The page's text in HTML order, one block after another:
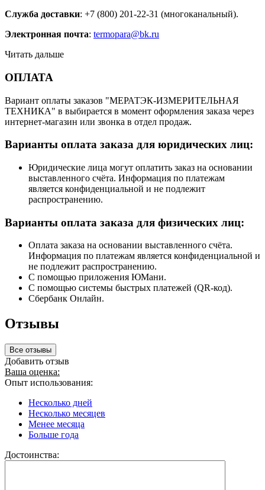
Служба доставки: +7 (800) 201-22-31 (многоканальный).
Электронная почта: termopara@bk.ru
Читать дальше
ОПЛАТА
Вариант оплаты заказов "МЕРАТЭК-ИЗМЕРИТЕЛЬНАЯ
ТЕХНИКА" в выбирается в момент оформления заказа через
интернет-магазин или звонка в отдел продаж.
Варианты оплата заказа для юридических лиц:
Юридические лица могут оплатить заказ на основании
выставленного счёта. Информация по платежам
является конфиденциальной и не подлежит
распространению.
Варианты оплата заказа для физических лиц:
Оплата заказа на основании выставленного счёта.
Информация по платежам является конфиденциальной и
не подлежит распространению.
С помощью приложения ЮМани.
С помощью системы быстрых платежей (QR-код).
Сбербанк Онлайн.
Отзывы
Все отзывы
Добавить отзыв
Ваша оценка:
Опыт использования:
Несколько дней
Несколько месяцев
Менее месяца
Больше года
Достоинства: